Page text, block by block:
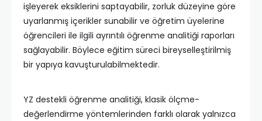
işleyerek eksiklerini saptayabilir, zorluk düzeyine göre
uyarlanmış içerikler sunabilir ve öğretim üyelerine
öğrencileri ile ilgili ayrıntılı öğrenme analitiği raporları
sağlayabilir. Böylece eğitim süreci bireyselleştirilmiş
bir yapıya kavuşturulabilmektedir.
YZ destekli öğrenme analitiği, klasik ölçme-
değerlendirme yöntemlerinden farklı olarak yalnızca